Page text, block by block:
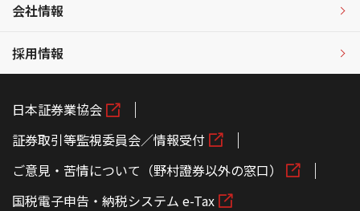
会社情報
採用情報
日本証券業協会
証券取引等監視委員会／情報受付
ご意見・苦情について（野村證券以外の窓口）
国税電子申告・納税システム e-Tax